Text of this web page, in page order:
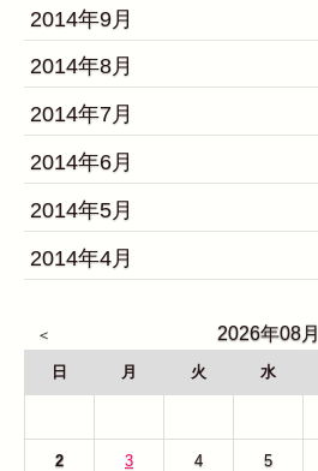
2014年9月
2014年8月
2014年7月
2014年6月
2014年5月
2014年4月
2026年08月
日 月 火 水
2 3 4 5